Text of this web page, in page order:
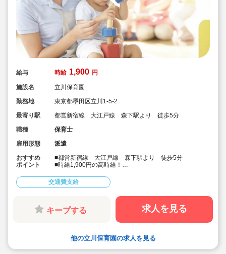
給与 時給 1,900 円
施設名
立川保育園
勤務地
東京都墨田区立川1-5-2
最寄り駅
都営新宿線 大江戸線 森下駅より 徒歩5分
職種
保育士
雇用形態
派遣
おすすめ
ポイント
■都営新宿線 大江戸線 森下駅より 徒歩5分
■時給1,900円の高時給！
■人気の公立保育園求人です！
■社会保険完備・皆勤手当制度もあります！
交通費支給
キープする 求人を見る
他の立川保育園の求人を見る